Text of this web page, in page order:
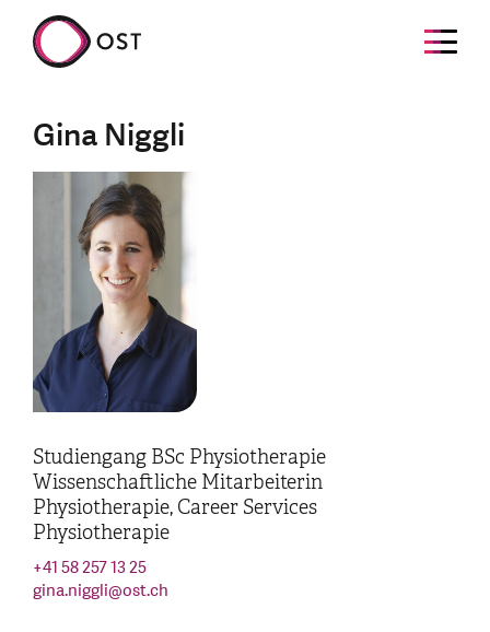
Gina Niggli
Studiengang BSc Physiotherapie
Wissenschaftliche Mitarbeiterin
Physiotherapie, Career Services
Physiotherapie
+41 58 257 13 25
gina.niggli@ost.ch